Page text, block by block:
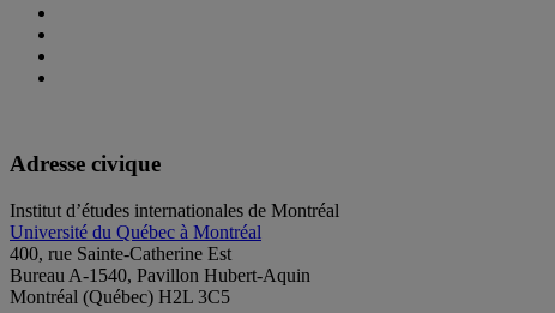
Adresse civique
Institut d’études internationales de Montréal
Université du Québec à Montréal
400, rue Sainte-Catherine Est
Bureau A-1540, Pavillon Hubert-Aquin
Montréal (Québec) H2L 3C5